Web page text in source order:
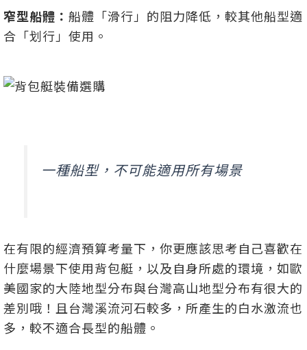
窄型船體： 船體「滑行」的阻力降低，較其他船型適
合「划行」使用。
一種船型，不可能適用所有場景
在有限的經濟預算考量下，你更應該思考自己喜歡在
什麼場景下使用背包艇，以及自身所處的環境，如歐
美國家的大陸地型分布與台灣高山地型分布有很大的
差別哦！且台灣溪流河石較多，所產生的白水激流也
多，較不適合長型的船體。